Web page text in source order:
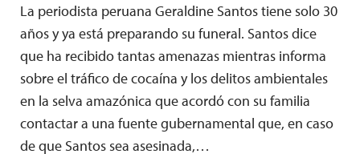
La periodista peruana Geraldine Santos tiene solo 30
años y ya está preparando su funeral. Santos dice
que ha recibido tantas amenazas mientras informa
sobre el tráfico de cocaína y los delitos ambientales
en la selva amazónica que acordó con su familia
contactar a una fuente gubernamental que, en caso
de que Santos sea asesinada,…